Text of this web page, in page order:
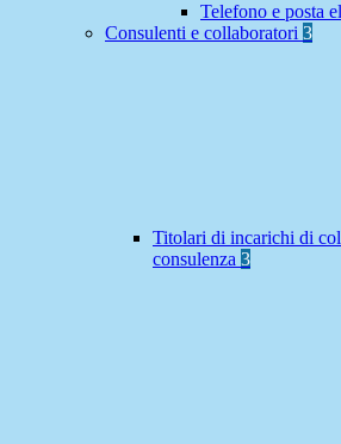
Telefono e posta
Consulenti e collaboratori 3
Titolari di incarichi di
consulenza 3